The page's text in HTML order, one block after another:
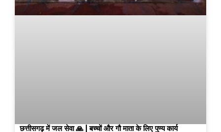
छत्तीसगढ़ में जल सेवा 🙏 | बच्चों और गौ माता के लिए पुण्य कार्य